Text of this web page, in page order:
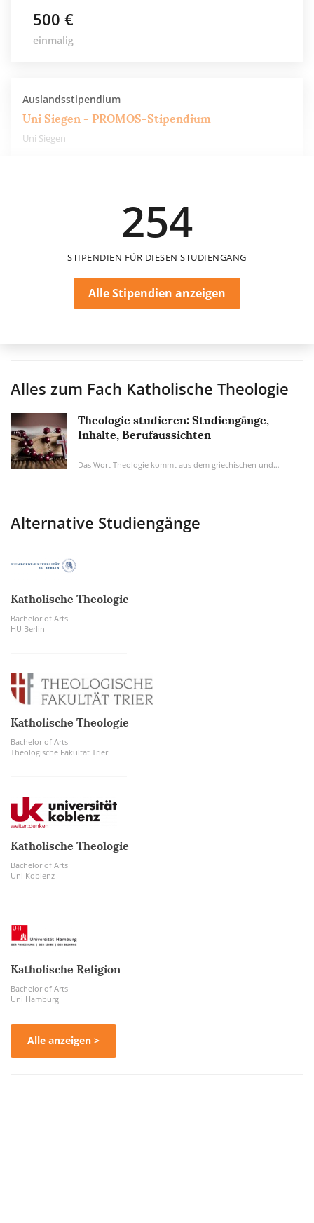
500 €
einmalig
Auslandsstipendium
Uni Siegen - PROMOS-Stipendium
Uni Siegen
254
STIPENDIEN FÜR DIESEN STUDIENGANG
Alle Stipendien anzeigen
Alles zum Fach Katholische Theologie
Theologie studieren: Studiengänge,
Inhalte, Berufaussichten
Das Wort Theologie kommt aus dem griechischen und heißt allgemein „die Lehre von Gott“...
Alternative Studiengänge
Katholische Theologie
Bachelor of Arts
HU Berlin
Katholische Theologie
Bachelor of Arts
Theologische Fakultät Trier
Katholische Theologie
Bachelor of Arts
Uni Koblenz
Katholische Religion
Bachelor of Arts
Uni Hamburg
Alle anzeigen >